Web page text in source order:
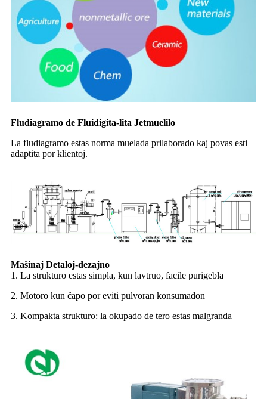
Fludiagramo de Fluidigita-lita Jetmuelilo
La fludiagramo estas norma muelada prilaborado kaj povas esti
adaptita por klientoj.
Maŝinaj Detaloj-dezajno
1. La strukturo estas simpla, kun lavtruo, facile purigebla
2. Motoro kun ĉapo por eviti pulvoran konsumadon
3. Kompakta strukturo: la okupado de tero estas malgranda